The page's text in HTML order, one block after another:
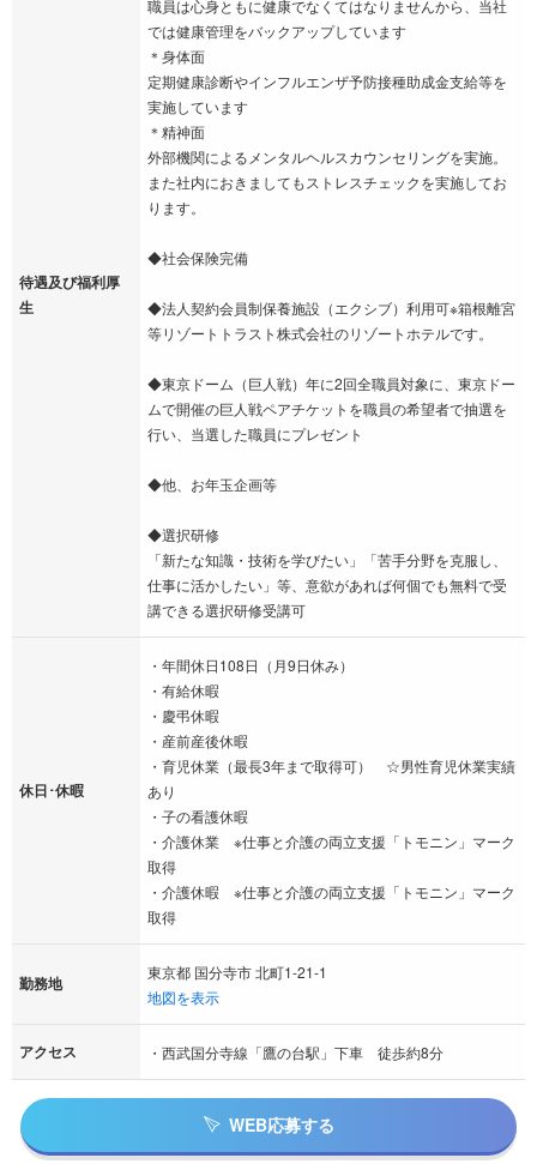
待遇及び福利厚
生
職員は心身ともに健康でなくてはなりませんから、当社
では健康管理をバックアップしています
＊身体面
定期健康診断やインフルエンザ予防接種助成金支給等を
実施しています
＊精神面
外部機関によるメンタルヘルスカウンセリングを実施。
また社内におきましてもストレスチェックを実施してお
ります。
◆社会保険完備
◆法人契約会員制保養施設（エクシブ）利用可※箱根離宮
等リゾートトラスト株式会社のリゾートホテルです。
◆東京ドーム（巨人戦）年に2回全職員対象に、東京ドー
ムで開催の巨人戦ペアチケットを職員の希望者で抽選を
行い、当選した職員にプレゼント
◆他、お年玉企画等
◆選択研修
「新たな知識・技術を学びたい」「苦手分野を克服し、
仕事に活かしたい」等、意欲があれば何個でも無料で受
講できる選択研修受講可
休日･休暇
・年間休日108日（月9日休み）
・有給休暇
・慶弔休暇
・産前産後休暇
・育児休業（最長3年まで取得可） ☆男性育児休業実績
あり
・子の看護休暇
・介護休業 ※仕事と介護の両立支援「トモニン」マーク
取得
・介護休暇 ※仕事と介護の両立支援「トモニン」マーク
取得
勤務地
東京都 国分寺市 北町1-21-1
地図を表示
アクセス ・西武国分寺線「鷹の台駅」下車 徒歩約8分
WEB応募する